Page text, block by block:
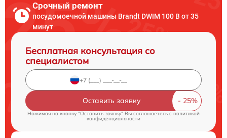
Срочный ремонт
посудомоечной машины Brandt DWIM 100 B от 35
минут
Бесплатная консультация со
специалистом
Оставить заявку
Нажимая на кнопку "Оставить заявку" Вы соглашаетесь c политикой
конфиденциальности